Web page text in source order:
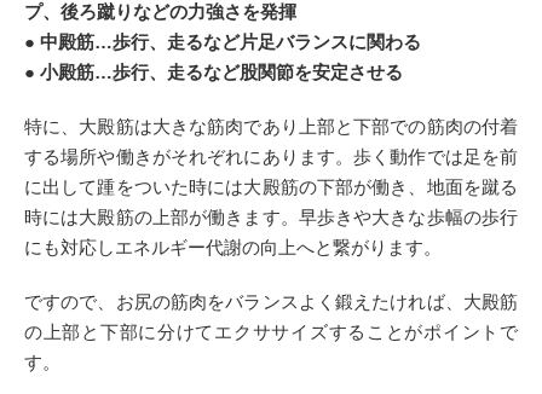
プ、後ろ蹴りなどの力強さを発揮
● 中殿筋…歩行、走るなど片足バランスに関わる
● 小殿筋…歩行、走るなど股関節を安定させる
特に、大殿筋は大きな筋肉であり上部と下部での筋肉の付着
する場所や働きがそれぞれにあります。歩く動作では足を前
に出して踵をついた時には大殿筋の下部が働き、地面を蹴る
時には大殿筋の上部が働きます。早歩きや大きな歩幅の歩行
にも対応しエネルギー代謝の向上へと繋がります。
ですので、お尻の筋肉をバランスよく鍛えたければ、大殿筋
の上部と下部に分けてエクササイズすることがポイントで
す。